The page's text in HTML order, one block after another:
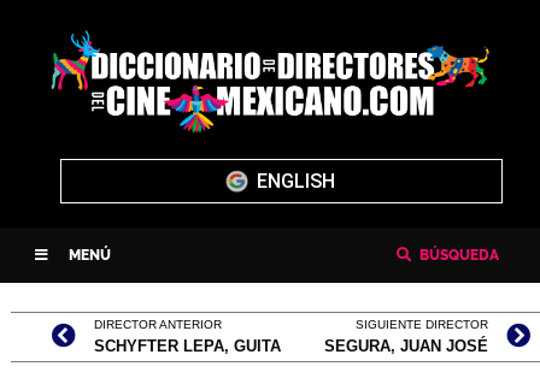
ENGLISH
MENÚ BÚSQUEDA
DIRECTOR ANTERIOR
SCHYFTER LEPA, GUITA
SIGUIENTE DIRECTOR
SEGURA, JUAN JOSÉ